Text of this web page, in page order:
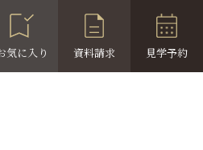
気に入り 資料請求 見学予約